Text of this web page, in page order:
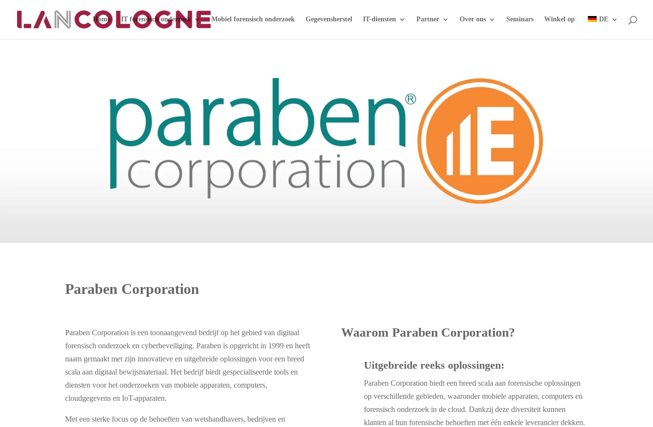
Home IT forensisch onderzoek Mobiel forensisch onderzoek Gegevensherstel IT-diensten Partner Over ons Seminars Winkel op DE
Paraben Corporation
Paraben Corporation is een toonaangevend bedrijf op het gebied van digitaal
forensisch onderzoek en cyberbeveiliging. Paraben is opgericht in 1999 en heeft
naam gemaakt met zijn innovatieve en uitgebreide oplossingen voor een breed
scala aan digitaal bewijsmateriaal. Het bedrijf biedt gespecialiseerde tools en
diensten voor het onderzoeken van mobiele apparaten, computers,
cloudgegevens en IoT-apparaten.
Met een sterke focus op de behoeften van wetshandhavers, bedrijven en
Waarom Paraben Corporation?
Uitgebreide reeks oplossingen:
Paraben Corporation biedt een breed scala aan forensische oplossingen
op verschillende gebieden, waaronder mobiele apparaten, computers en
forensisch onderzoek in de cloud. Dankzij deze diversiteit kunnen
klanten al hun forensische behoeften met één enkele leverancier dekken.